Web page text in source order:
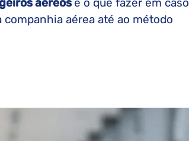
aérea até ao método